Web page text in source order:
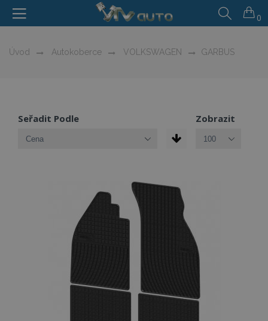
0
Úvod Autokoberce VOLKSWAGEN GARBUS
Seřadit Podle Zobrazit